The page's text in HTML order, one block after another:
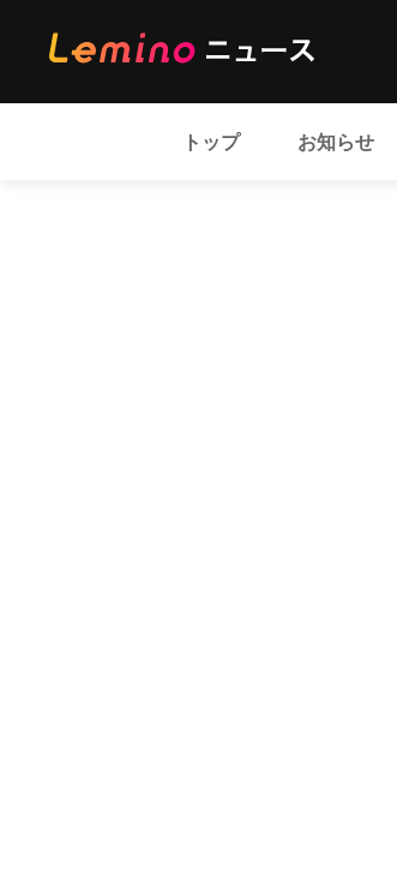
トップ お知らせ